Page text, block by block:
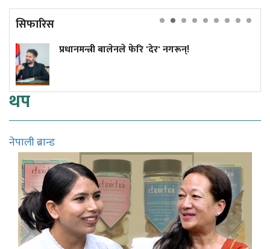
सिफारिस
कांग्रेस विवाद निरूपण गर्दा आयोगले देउवा
थप
नेपाली ब्रान्ड